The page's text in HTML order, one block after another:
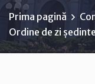
Prima pagină
Ordine de zi ședinte